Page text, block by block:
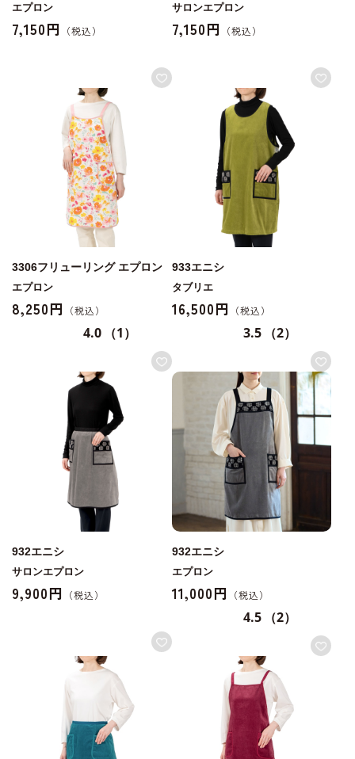
エプロン
7,150円
サロンエプロン
7,150円
3306フリューリング エプロン
エプロン
8,250円
4.0 （1）
933エニシ
タブリエ
16,500円
3.5 （2）
932エニシ
サロンエプロン
9,900円
932エニシ
エプロン
11,000円
4.5 （2）